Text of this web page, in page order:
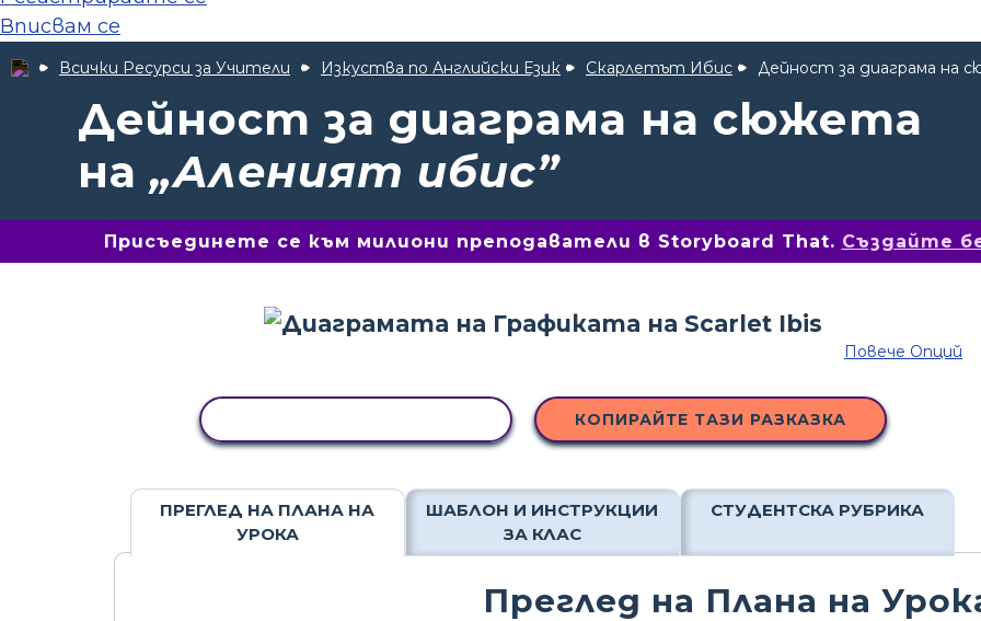
Вписвам се
Всички Ресурси за Учители Изкуства по Английски Език Скарлетът Ибис Дейност за диаграма на
Дейност за диаграма на сюжета
на „Аленият ибис”
Присъединете се към милиони преподаватели в Storyboard That. Създайте
Повече Опций
КОПИРАЙТЕ ТАЗИ РАЗКАЗКА
ПРЕГЛЕД НА ПЛАНА НА
УРОКА
ШАБЛОН И ИНСТРУКЦИИ
ЗА КЛАС
СТУДЕНТСКА РУБРИКА
Преглед на Плана на